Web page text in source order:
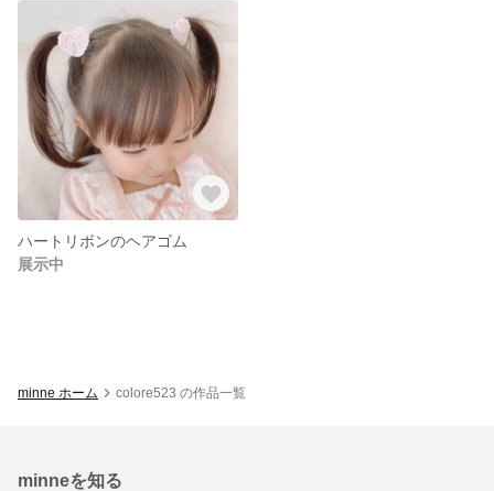
ハートリボンのヘアゴム
展示中
minne ホーム colore523 の作品一覧
minneを知る